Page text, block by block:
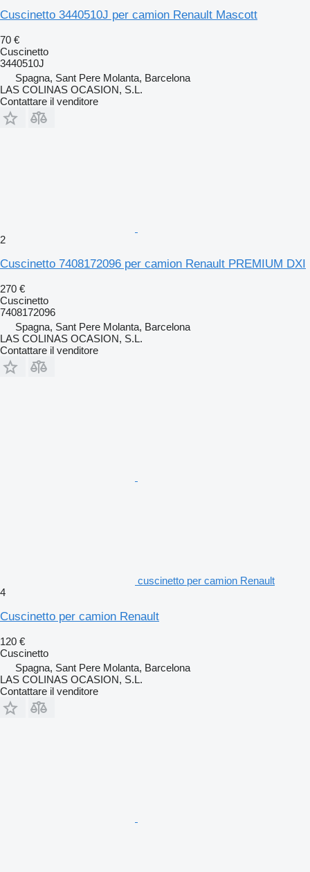
Cuscinetto 3440510J per camion Renault Mascott
70 €
Cuscinetto
3440510J
Spagna, Sant Pere Molanta, Barcelona
LAS COLINAS OCASION, S.L.
Contattare il venditore
2
Cuscinetto 7408172096 per camion Renault PREMIUM DXI
270 €
Cuscinetto
7408172096
Spagna, Sant Pere Molanta, Barcelona
LAS COLINAS OCASION, S.L.
Contattare il venditore
cuscinetto per camion Renault
4
Cuscinetto per camion Renault
120 €
Cuscinetto
Spagna, Sant Pere Molanta, Barcelona
LAS COLINAS OCASION, S.L.
Contattare il venditore